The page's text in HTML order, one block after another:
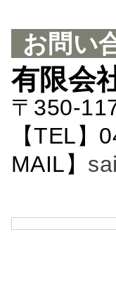
お問い
有限会
〒350-
【TEL
MAIL】